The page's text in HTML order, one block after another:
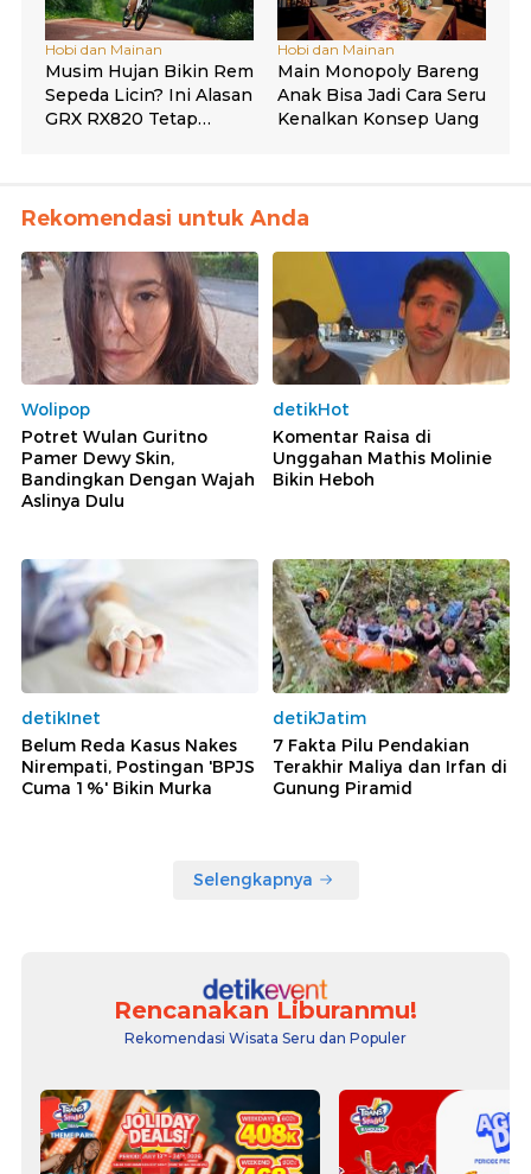
Rekomendasi untuk Anda
Wolipop
Potret Wulan Guritno
Pamer Dewy Skin,
Bandingkan Dengan Wajah
Aslinya Dulu
detikHot
Komentar Raisa di
Unggahan Mathis Molinie
Bikin Heboh
detikInet
Belum Reda Kasus Nakes
Nirempati, Postingan 'BPJS
Cuma 1%' Bikin Murka
detikJatim
7 Fakta Pilu Pendakian
Terakhir Maliya dan Irfan di
Gunung Piramid
Selengkapnya
Rencanakan Liburanmu!
Rekomendasi Wisata Seru dan Populer